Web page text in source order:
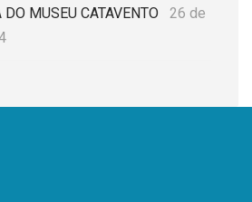
MUSEU CATAVENTO
26 de